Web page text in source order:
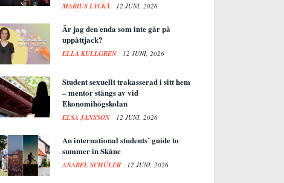
MARIUS LYCKÅ 12 JUNI, 2026
Är jag den enda som inte går på
uppåttjack?
ELLA KULLGREN 12 JUNI, 2026
Student sexuellt trakasserad i sitt hem
– mentor stängs av vid
Ekonomihögskolan
ELSA JANSSON 12 JUNI, 2026
An international students’ guide to
summer in Skåne
ANABEL SCHÜLER 12 JUNI, 2026